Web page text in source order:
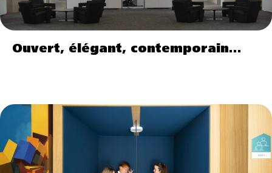
Ouvert, élégant, contemporain…